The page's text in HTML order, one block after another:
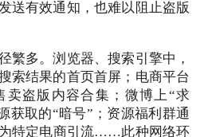
送有效通知，也难以阻止盗版
多。浏览器、搜索引擎中，
索结果的首页首屏；电商平台
卖盗版内容合集；微博上“求
获取的“暗号”；资源福利群通
特定电商引流……此种网络环